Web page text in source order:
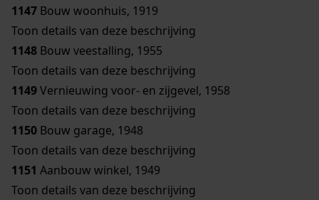
1147 Bouw woonhuis, 1919
Toon details van deze beschrijving
1148 Bouw veestalling, 1955
Toon details van deze beschrijving
1149Vernieuwing voor- en zijgevel, 1958
Toon details van deze beschrijving
1150 Bouw garage, 1948
Toon details van deze beschrijving
1151 Aanbouw winkel, 1949
Toon details van deze beschrijving